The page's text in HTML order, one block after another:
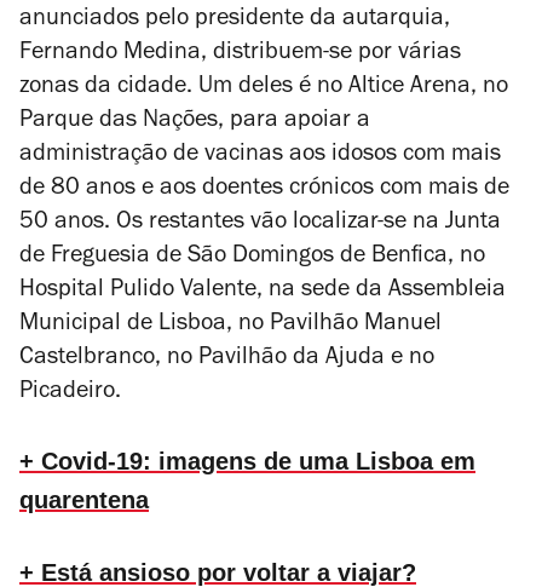
anunciados pelo presidente da autarquia,
Fernando Medina, distribuem-se por várias
zonas da cidade. Um deles é no Altice Arena, no
Parque das Nações, para apoiar a
administração de vacinas aos idosos com mais
de 80 anos e aos doentes crónicos com mais de
50 anos. Os restantes vão localizar-se na Junta
de Freguesia de São Domingos de Benfica, no
Hospital Pulido Valente, na sede da Assembleia
Municipal de Lisboa, no Pavilhão Manuel
Castelbranco, no Pavilhão da Ajuda e no
Picadeiro.
+ Covid-19: imagens de uma Lisboa em
quarentena
+ Está ansioso por voltar a viajar?